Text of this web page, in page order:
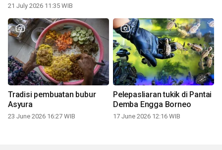
21 July 2026 11:35 WIB
Tradisi pembuatan bubur
Asyura
23 June 2026 16:27 WIB
Pelepasliaran tukik di Pantai
Demba Engga Borneo
17 June 2026 12:16 WIB